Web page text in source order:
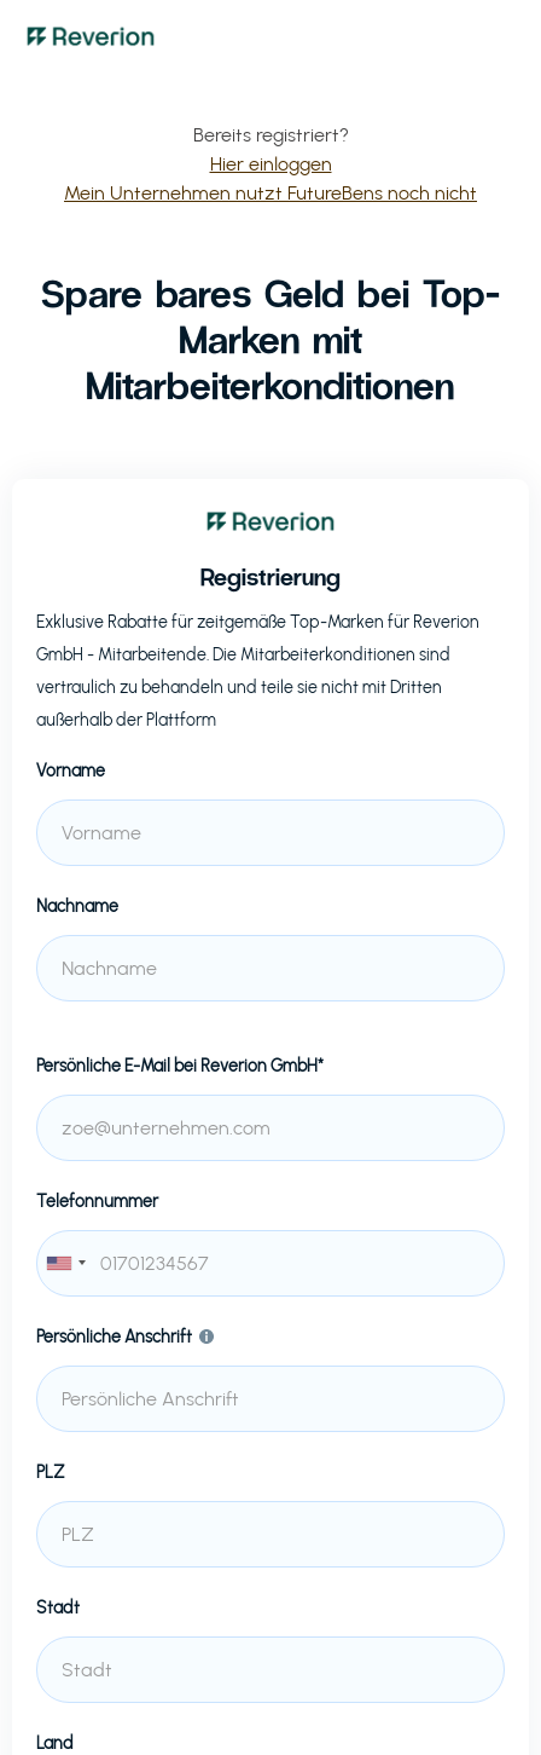
Bereits registriert?
Hier einloggen
Mein Unternehmen nutzt FutureBens noch nicht
Spare bares Geld bei Top-
Marken mit
Mitarbeiterkonditionen
Registrierung
Exklusive Rabatte für zeitgemäße Top-Marken für Reverion
GmbH - Mitarbeitende. Die Mitarbeiterkonditionen sind
vertraulich zu behandeln und teile sie nicht mit Dritten
außerhalb der Plattform
Vorname
Nachname
Persönliche E-Mail bei Reverion GmbH*
Telefonnummer
Persönliche Anschrift
PLZ
Stadt
Land